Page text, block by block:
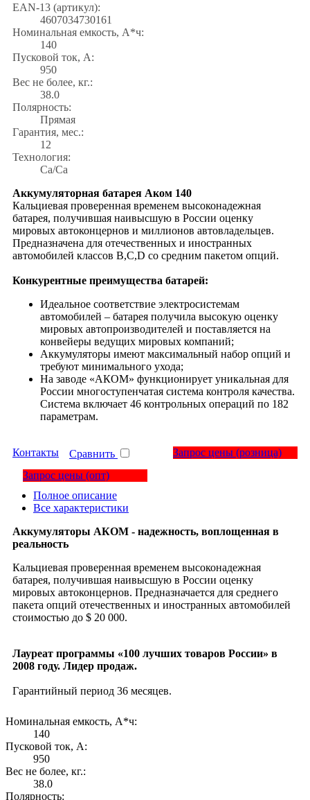
EAN-13 (артикул):
4607034730161
Номинальная емкость, А*ч:
140
Пусковой ток, А:
950
Вес не более, кг.:
38.0
Полярность:
Прямая
Гарантия, мес.:
12
Технология:
Са/Са
Аккумуляторная батарея Аком 140
Кальциевая проверенная временем высоконадежная
батарея, получившая наивысшую в России оценку
мировых автоконцернов и миллионов автовладельцев.
Предназначена для отечественных и иностранных
автомобилей классов В,С,D со средним пакетом опций.
Конкурентные преимущества батарей:
Идеальное соответствие электросистемам
автомобилей – батарея получила высокую оценку
мировых автопроизводителей и поставляется на
конвейеры ведущих мировых компаний;
Аккумуляторы имеют максимальный набор опций и
требуют минимального ухода;
На заводе «АКОМ» функционирует уникальная для
России многоступенчатая система контроля качества.
Система включает 46 контрольных операций по 182
параметрам.
Контакты Сравнить Запрос цены (розница)
Запрос цены (опт)
Полное описание
Все характеристики
Аккумуляторы АКОМ - надежность, воплощенная в
реальность
Кальциевая проверенная временем высоконадежная
батарея, получившая наивысшую в России оценку
мировых автоконцернов. Предназначается для среднего
пакета опций отечественных и иностранных автомобилей
стоимостью до $ 20 000.
Лауреат программы «100 лучших товаров России» в
2008 году. Лидер продаж.
Гарантийный период 36 месяцев.
Номинальная емкость, А*ч:
140
Пусковой ток, А:
950
Вес не более, кг.:
38.0
Полярность: